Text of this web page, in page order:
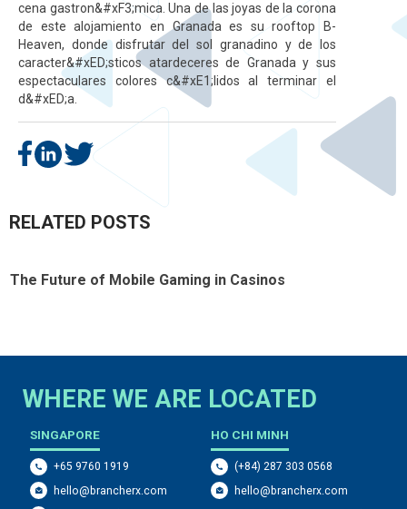
cena gastron&#xF3;mica. Una de las joyas de la corona
de este alojamiento en Granada es su rooftop B-
Heaven, donde disfrutar del sol granadino y de los
caracter&#xED;sticos atardeceres de Granada y sus
espectaculares colores c&#xE1;lidos al terminar el
d&#xED;a.
RELATED POSTS
The Future of Mobile Gaming in Casinos
WHERE WE ARE LOCATED
SINGAPORE
+65 9760 1919
hello@brancherx.com
HO CHI MINH
(+84) 287 303 0568
hello@brancherx.com